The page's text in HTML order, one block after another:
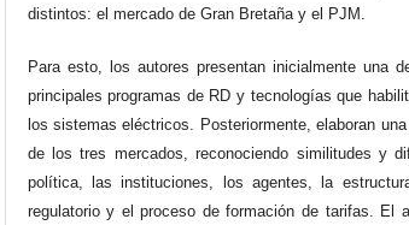
distintos: el mercado de Gran Bretaña y el PJM.
Para esto, los autores presentan inicialmente una
principales programas de RD y tecnologías que
los sistemas eléctricos. Posteriormente, elaboran
de los tres mercados, reconociendo similitudes y
política, las instituciones, los agentes, la
regulatorio y el proceso de formación de tarifas. El